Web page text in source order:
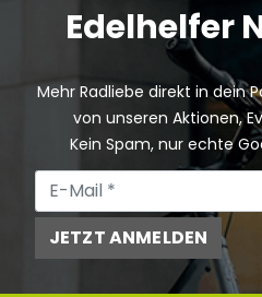
Edelhelfer
Mehr Radliebe direkt in dein
von unseren Aktionen,
Kein Spam, nur echte
JETZT ANMELDEN